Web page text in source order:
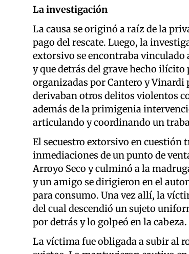
La investigación
La causa se originó a raíz de la
pago del rescate. Luego, la
extorsivo se encontraba vinculado
y que detrás del grave hecho
organizadas por Cantero y Vinardi
derivaban otros delitos violentos
además de la primigenia
articulando y coordinando un
El secuestro extorsivo en cuestión
inmediaciones de un punto de
Arroyo Seco y culminó a la
y un amigo se dirigieron en el
para consumo. Una vez allí, la
del cual descendió un sujeto
por detrás y lo golpeó en la cabeza.
La víctima fue obligada a subir al